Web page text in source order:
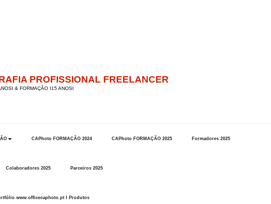
PROFISSIONAL FREELANCER
& FORMAÇÃO I15 ANOSI
CAPhoto FORMAÇÃO 2024 CAPhoto FORMAÇÃO 2025 Formadores 2025
Colaboradores 2025 Parceiros 2025
www.officecaphoto.pt I Produtos